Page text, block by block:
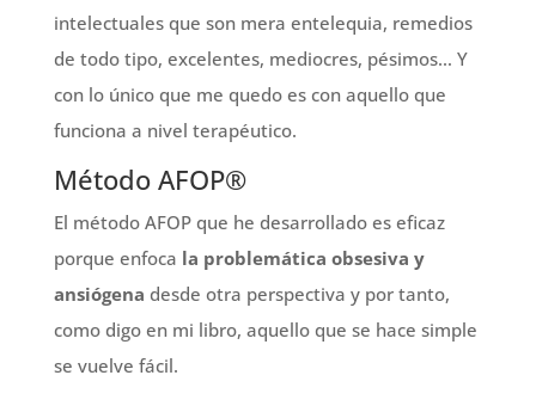
intelectuales que son mera entelequia, remedios
de todo tipo, excelentes, mediocres, pésimos… Y
con lo único que me quedo es con aquello que
funciona a nivel terapéutico.
Método AFOP®
El método AFOP que he desarrollado es eficaz
porque enfoca la problemática obsesiva y
ansiógena desde otra perspectiva y por tanto,
como digo en mi libro, aquello que se hace simple
se vuelve fácil.